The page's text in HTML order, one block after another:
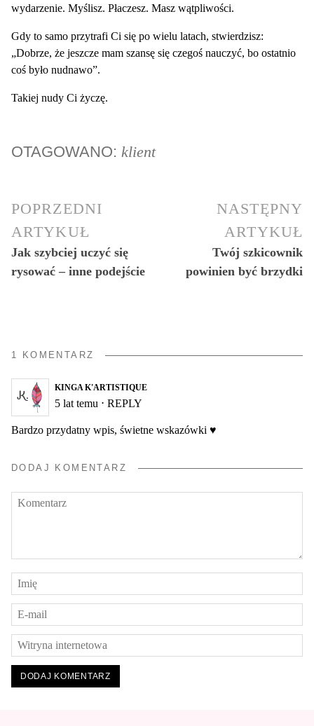
wydarzenie. Myślisz. Płaczesz. Masz wątpliwości.
Gdy to samo przytrafi Ci się po wielu latach, stwierdzisz:
„Dobrze, że jeszcze mam szansę się czegoś nauczyć, bo ostatnio
coś było nudnawo”.
Takiej nudy Ci życzę.
OTAGOWANO: klient
POPRZEDNI
ARTYKUŁ
Jak szybciej uczyć się
rysować – inne podejście
NASTĘPNY
ARTYKUŁ
Twój szkicownik
powinien być brzydki
1 KOMENTARZ
KINGA K'ARTISTIQUE
5 lat temu ⋅ REPLY
Bardzo przydatny wpis, świetne wskazówki ♥
DODAJ KOMENTARZ